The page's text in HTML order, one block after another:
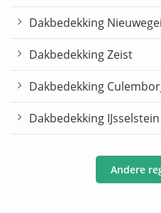
Dakbedekking
Dakbedekking Zeist
Dakbedekking
Dakbedekking IJsselstein
Andere